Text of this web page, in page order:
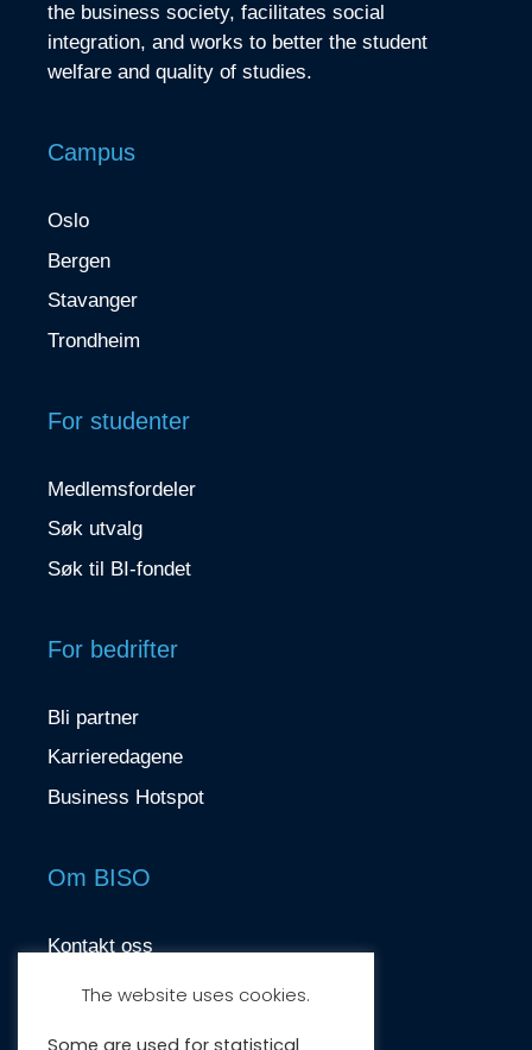
the business society, facilitates social
integration, and works to better the student
welfare and quality of studies.
Campus
Oslo
Bergen
Stavanger
Trondheim
For studenter
Medlemsfordeler
Søk utvalg
Søk til BI-fondet
For bedrifter
Bli partner
Karrieredagene
Business Hotspot
Om BISO
Kontakt oss
contact@biso.no
The website uses cookies.
Some are used for statistical